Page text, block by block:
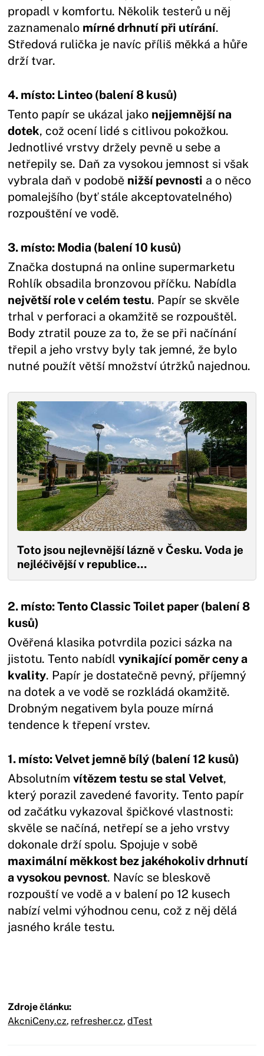
propadl v komfortu. Několik testerů u něj
zaznamenalo mírné drhnutí při utírání.
Středová rulička je navíc příliš měkká a hůře
drží tvar.
4. místo: Linteo (balení 8 kusů)
Tento papír se ukázal jako nejjemnější na
dotek, což ocení lidé s citlivou pokožkou.
Jednotlivé vrstvy držely pevně u sebe a
netřepily se. Daň za vysokou jemnost si však
vybrala daň v podobě nižší pevnosti a o něco
pomalejšího (byť stále akceptovatelného)
rozpouštění ve vodě.
3. místo: Modia (balení 10 kusů)
Značka dostupná na online supermarketu
Rohlík obsadila bronzovou příčku. Nabídla
největší role v celém testu. Papír se skvěle
trhal v perforaci a okamžitě se rozpouštěl.
Body ztratil pouze za to, že se při načínání
třepil a jeho vrstvy byly tak jemné, že bylo
nutné použít větší množství útržků najednou.
Toto jsou nejlevnější lázně v Česku. Voda je
nejléčivější v republice…
2. místo: Tento Classic Toilet paper (balení 8
kusů)
Ověřená klasika potvrdila pozici sázka na
jistotu. Tento nabídlvynikající poměr ceny a
kvality. Papír je dostatečně pevný, příjemný
na dotek a ve vodě se rozkládá okamžitě.
Drobným negativem byla pouze mírná
tendence k třepení vrstev.
1. místo: Velvet jemně bílý (balení 12 kusů)
Absolutnímvítězem testu se stal Velvet,
který porazil zavedené favority. Tento papír
od začátku vykazoval špičkové vlastnosti:
skvěle se načíná, netřepí se a jeho vrstvy
dokonale drží spolu. Spojuje v sobě
maximální měkkost bez jakéhokoliv drhnutí
a vysokou pevnost. Navíc se bleskově
rozpouští ve vodě a v balení po 12 kusech
nabízí velmi výhodnou cenu, což z něj dělá
jasného krále testu.
Zdroje článku:
AkcniCeny.cz, refresher.cz, dTest